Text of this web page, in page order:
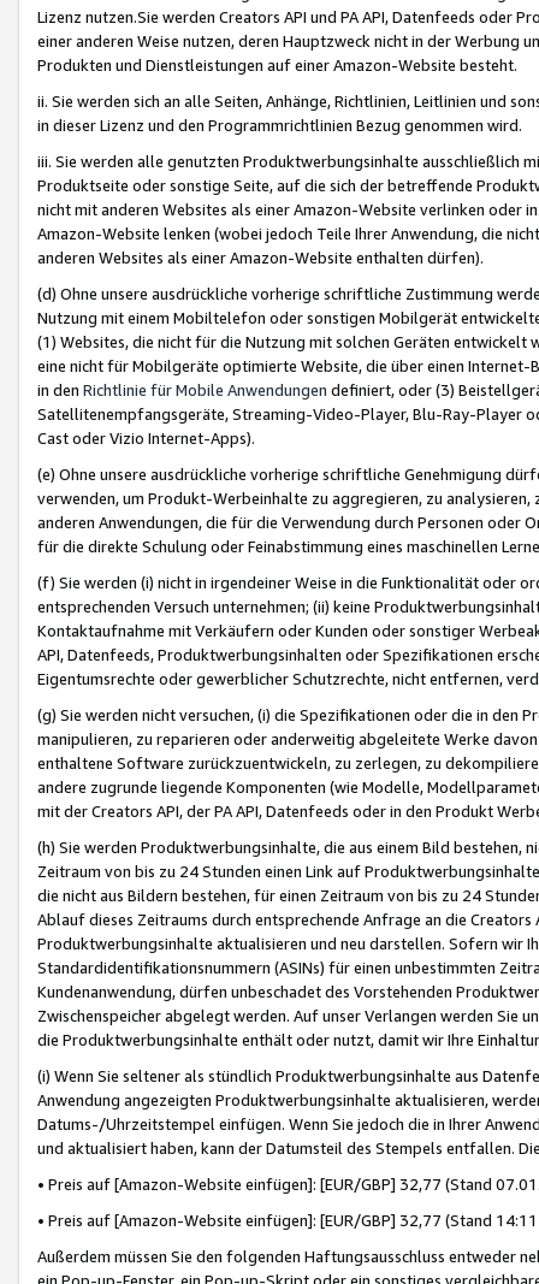
Lizenz nutzen.Sie werden Creators API und PA API, Datenfeeds oder
einer anderen Weise nutzen, deren Hauptzweck nicht in der Werbung
Produkten und Dienstleistungen auf einer Amazon-Website besteht.
ii. Sie werden sich an alle Seiten, Anhänge, Richtlinien, Leitlinien und
in dieser Lizenz und den Programmrichtlinien Bezug genommen wird.
iii. Sie werden alle genutzten Produktwerbungsinhalte ausschließlich
Produktseite oder sonstige Seite, auf die sich der betreffende
nicht mit anderen Websites als einer Amazon-Website verlinken oder
Amazon-Website lenken (wobei jedoch Teile Ihrer Anwendung, die
anderen Websites als einer Amazon-Website enthalten dürfen).
(d) Ohne unsere ausdrückliche vorherige schriftliche Zustimmung
Nutzung mit einem Mobiltelefon oder sonstigen Mobilgerät
(1) Websites, die nicht für die Nutzung mit solchen Geräten
eine nicht für Mobilgeräte optimierte Website, die über einen
in den Richtlinie für Mobile Anwendungen definiert, oder (3)
Satellitenempfangsgeräte, Streaming-Video-Player, Blu-Ray-Player
Cast oder Vizio Internet-Apps).
(e) Ohne unsere ausdrückliche vorherige schriftliche Genehmigung
verwenden, um Produkt-Werbeinhalte zu aggregieren, zu
anderen Anwendungen, die für die Verwendung durch Personen
für die direkte Schulung oder Feinabstimmung eines maschinellen
(f) Sie werden (i) nicht in irgendeiner Weise in die Funktionalität oder
entsprechenden Versuch unternehmen; (ii) keine
Kontaktaufnahme mit Verkäufern oder Kunden oder sonstiger
API, Datenfeeds, Produktwerbungsinhalten oder Spezifikationen
Eigentumsrechte oder gewerblicher Schutzrechte, nicht entfernen,
(g) Sie werden nicht versuchen, (i) die Spezifikationen oder die in
manipulieren, zu reparieren oder anderweitig abgeleitete Werke
enthaltene Software zurückzuentwickeln, zu zerlegen, zu
andere zugrunde liegende Komponenten (wie Modelle,
mit der Creators API, der PA API, Datenfeeds oder in den Produkt
(h) Sie werden Produktwerbungsinhalte, die aus einem Bild bestehen,
Zeitraum von bis zu 24 Stunden einen Link auf
die nicht aus Bildern bestehen, für einen Zeitraum von bis zu 24
Ablauf dieses Zeitraums durch entsprechende Anfrage an die
Produktwerbungsinhalte aktualisieren und neu darstellen. Sofern wir
Standardidentifikationsnummern (ASINs) für einen unbestimmten
Kundenanwendung, dürfen unbeschadet des Vorstehenden
Zwischenspeicher abgelegt werden. Auf unser Verlangen werden Sie
die Produktwerbungsinhalte enthält oder nutzt, damit wir Ihre
(i) Wenn Sie seltener als stündlich Produktwerbungsinhalte aus
Anwendung angezeigten Produktwerbungsinhalte aktualisieren,
Datums-/Uhrzeitstempel einfügen. Wenn Sie jedoch die in Ihrer
und aktualisiert haben, kann der Datumsteil des Stempels entfallen.
• Preis auf [Amazon-Website einfügen]: [EUR/GBP] 32,77 (Stand
• Preis auf [Amazon-Website einfügen]: [EUR/GBP] 32,77 (Stand
Außerdem müssen Sie den folgenden Haftungsausschluss entweder
ein Pop-up-Fenster, ein Pop-up-Skript oder ein sonstiges